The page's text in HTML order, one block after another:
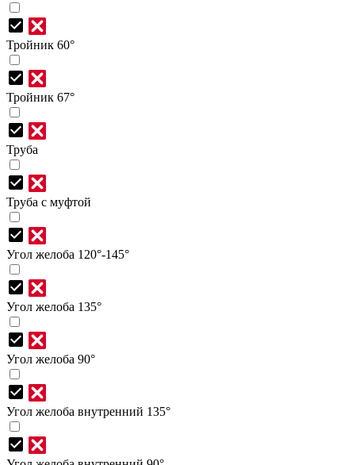
Тройник 60°
Тройник 67°
Труба
Труба с муфтой
Угол желоба 120°-145°
Угол желоба 135°
Угол желоба 90°
Угол желоба внутренний 135°